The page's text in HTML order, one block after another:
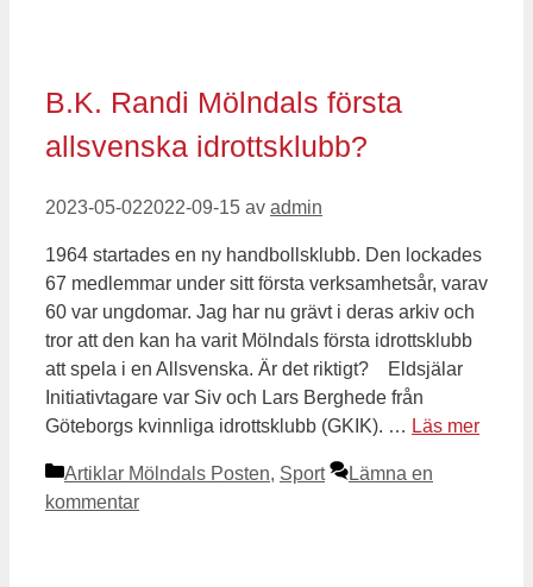
B.K. Randi Mölndals första
allsvenska idrottsklubb?
2023-05-022022-09-15 av admin
1964 startades en ny handbollsklubb. Den lockades
67 medlemmar under sitt första verksamhetsår, varav
60 var ungdomar. Jag har nu grävt i deras arkiv och
tror att den kan ha varit Mölndals första idrottsklubb
att spela i en Allsvenska. Är det riktigt? Eldsjälar
Initiativtagare var Siv och Lars Berghede från
Göteborgs kvinnliga idrottsklubb (GKIK). … Läs mer
Kategorier
Artiklar Mölndals Posten, Sport
Lämna en
kommentar